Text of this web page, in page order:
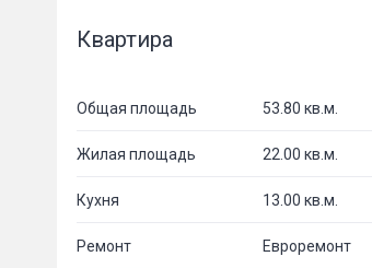
Квартира
Общая площадь 53.80 кв.м.
Жилая площадь 22.00 кв.м.
Кухня 13.00 кв.м.
Ремонт Евроремонт